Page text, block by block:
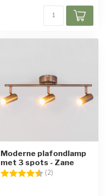
Moderne plafondlamp
met 3 spots - Zane
Beoordeling: (2)